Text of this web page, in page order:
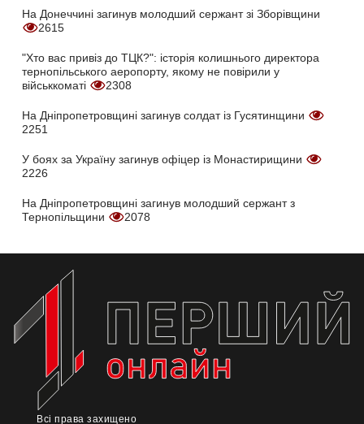
На Донеччині загинув молодший сержант зі Зборівщини
2615
"Хто вас привіз до ТЦК?": історія колишнього директора
тернопільського аеропорту, якому не повірили у
військкоматі
2308
На Дніпропетровщині загинув солдат із Гусятинщини
2251
У боях за Україну загинув офіцер із Монастирищини
2226
На Дніпропетровщині загинув молодший сержант з
Тернопільщини
2078
Всі права захищено